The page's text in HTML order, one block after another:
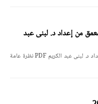
من إعداد د. لبنى عبد
مطبوعة في مقياس الإجراءات الجزائية المعمق من إعداد د. لبنى عبد الكريم PDF نظرة عامة